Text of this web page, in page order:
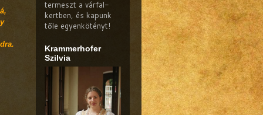
termeszt a várfal-
kertben, és kapunk
tőle egyenkötényt!
Krammerhofer
Szilvia